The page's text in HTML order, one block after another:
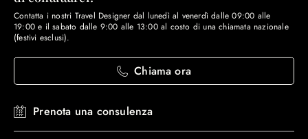
Contatta i nostri Travel Designer dal lunedì al venerdì dalle 09:00 alle
19:00 e il sabato dalle 9:00 alle 13:00 al costo di una chiamata nazionale
(festivi esclusi).
Chiama ora
Prenota una consulenza